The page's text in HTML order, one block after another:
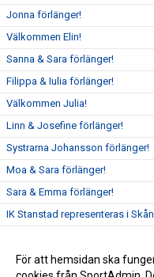
Jonna förlänger!
Välkommen Elin!
Sanna & Sara förlänger!
Filippa & Iulia förlänger!
Välkommen Julia!
Linn & Josefine förlänger!
Systrarna Johansson förlänger!
Moa & Sara förlänger!
Sara & Emma förlänger!
IK Stanstad representeras i
Seger i D2-premiären mot FBC
För att hemsidan ska